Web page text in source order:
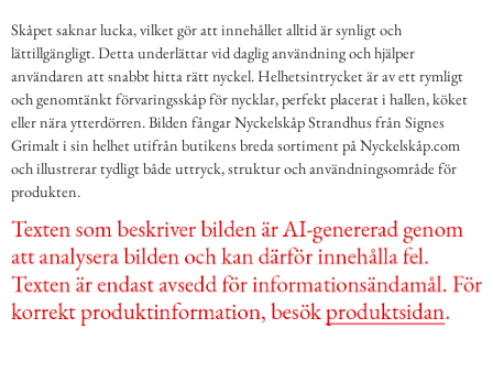
Skåpet saknar lucka, vilket gör att innehållet alltid är synligt och
lättillgängligt. Detta underlättar vid daglig användning och hjälper
användaren att snabbt hitta rätt nyckel. Helhetsintrycket är av ett rymligt
och genomtänkt förvaringsskåp för nycklar, perfekt placerat i hallen, köket
eller nära ytterdörren. Bilden fångar Nyckelskåp Strandhus från Signes
Grimalt i sin helhet utifrån butikens breda sortiment på Nyckelskåp.com
och illustrerar tydligt både uttryck, struktur och användningsområde för
produkten.